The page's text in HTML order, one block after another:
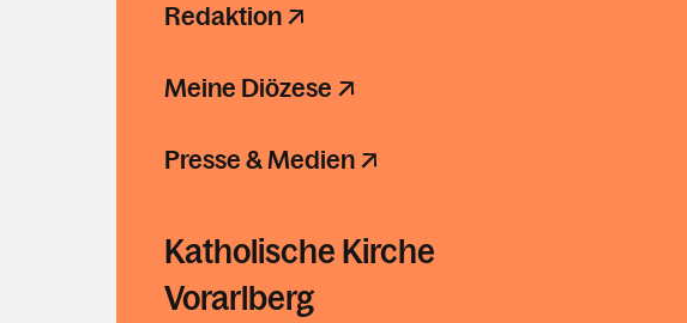
Redaktion
Meine Diözese
Presse & Medien
Katholische Kirche
Vorarlberg